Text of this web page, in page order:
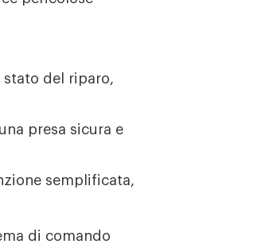
del riparo,
presa sicura e
semplificata,
di comando